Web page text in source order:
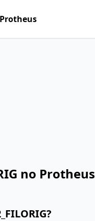
no Protheus